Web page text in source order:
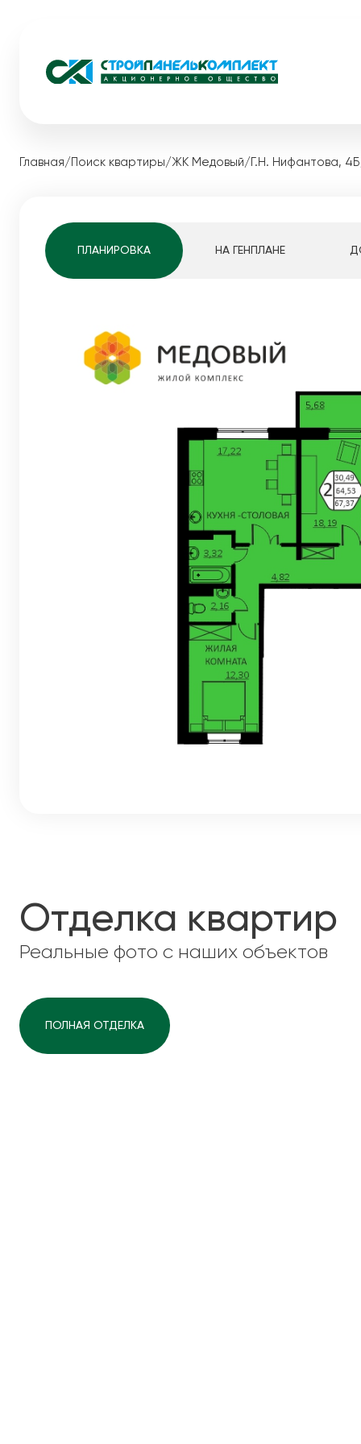
Мотовилихинскай
Pro жизнь
Динамика строительства
Квартиры
4-комнатные
Евро 3-
Квартиры в
Квартиры в
Квартиры на
Квартиры в
Главная/ Поиск квартиры/ЖК Медовый/ Г.Н. Нифантова, 4Б
ПЛАНИРОВКА НА ГЕНПЛАНЕ
Отделка квартир
Реальные фото с наших объектов
ПОЛНАЯ ОТДЕЛКА